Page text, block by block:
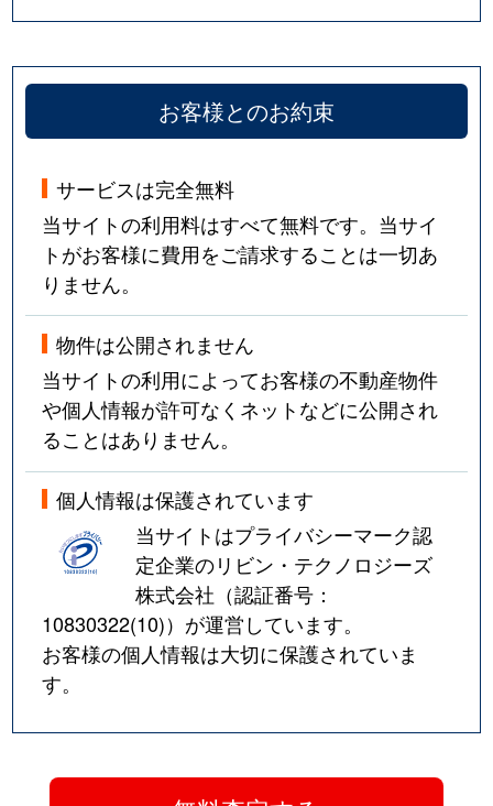
お客様とのお約束
サービスは完全無料
当サイトの利用料はすべて無料です。当サイ
トがお客様に費用をご請求することは一切あ
りません。
物件は公開されません
当サイトの利用によってお客様の不動産物件
や個人情報が許可なくネットなどに公開され
ることはありません。
個人情報は保護されています
当サイトはプライバシーマーク認
定企業のリビン・テクノロジーズ
株式会社（認証番号：
10830322(10)）が運営しています。
お客様の個人情報は大切に保護されていま
す。